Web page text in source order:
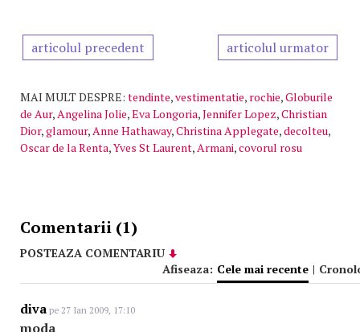
articolul precedent articolul urmator
MAI MULT DESPRE: tendinte,vestimentatie, rochie,Globurile
de Aur,Angelina Jolie,Eva Longoria,Jennifer Lopez,Christian
Dior,glamour,Anne Hathaway,Christina Applegate,decolteu,
Oscar de la Renta,Yves St Laurent,Armani,covorul rosu
Comentarii (1)
POSTEAZA COMENTARIU
Afiseaza: Cele mai recente |
diva pe 27 Ian 2009, 17:10
moda